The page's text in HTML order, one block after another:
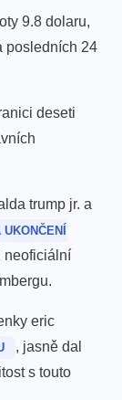
9.8 dolaru,
posledních 24
deseti
trump⁣ jr. a
neoficiální
⁤eric
,⁤ jasně dal
s touto